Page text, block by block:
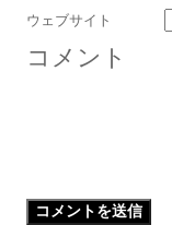
ウェブサイト
コメント